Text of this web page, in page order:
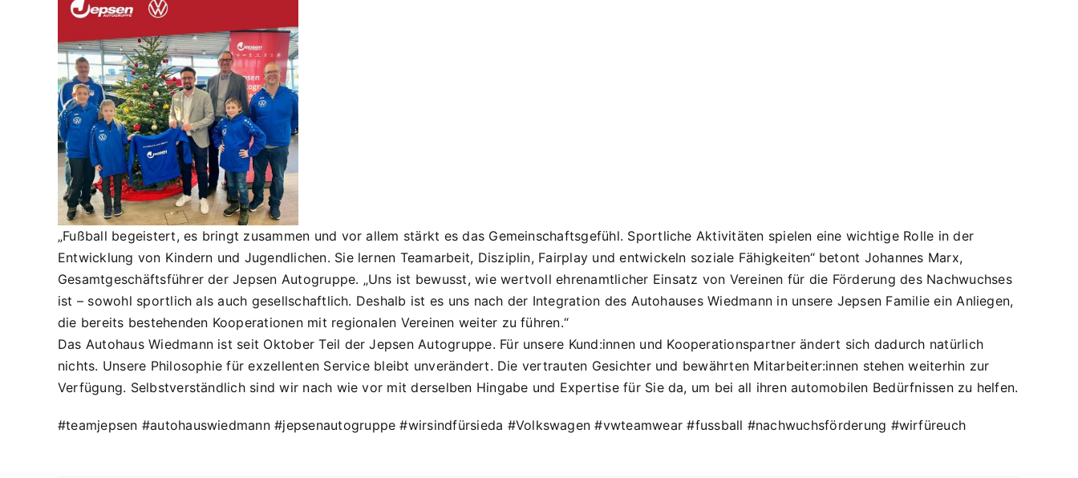
„Fußball begeistert, es bringt zusammen und vor allem stärkt es das Gemeinschaftsgefühl. Sportliche Aktivitäten spielen eine wichtige Rolle in der
Entwicklung von Kindern und Jugendlichen. Sie lernen Teamarbeit, Disziplin, Fairplay und entwickeln soziale Fähigkeiten“ betont Johannes Marx,
Gesamtgeschäftsführer der Jepsen Autogruppe. „Uns ist bewusst, wie wertvoll ehrenamtlicher Einsatz von Vereinen für die Förderung des Nachwuchses
ist – sowohl sportlich als auch gesellschaftlich. Deshalb ist es uns nach der Integration des Autohauses Wiedmann in unsere Jepsen Familie ein Anliegen,
die bereits bestehenden Kooperationen mit regionalen Vereinen weiter zu führen.“
Das Autohaus Wiedmann ist seit Oktober Teil der Jepsen Autogruppe. Für unsere Kund:innen und Kooperationspartner ändert sich dadurch natürlich
nichts. Unsere Philosophie für exzellenten Service bleibt unverändert. Die vertrauten Gesichter und bewährten Mitarbeiter:innen stehen weiterhin zur
Verfügung. Selbstverständlich sind wir nach wie vor mit derselben Hingabe und Expertise für Sie da, um bei all ihren automobilen Bedürfnissen zu helfen.
#teamjepsen #autohauswiedmann #jepsenautogruppe #wirsindfürsieda #Volkswagen #vwteamwear #fussball #nachwuchsförderung #wirfüreuch